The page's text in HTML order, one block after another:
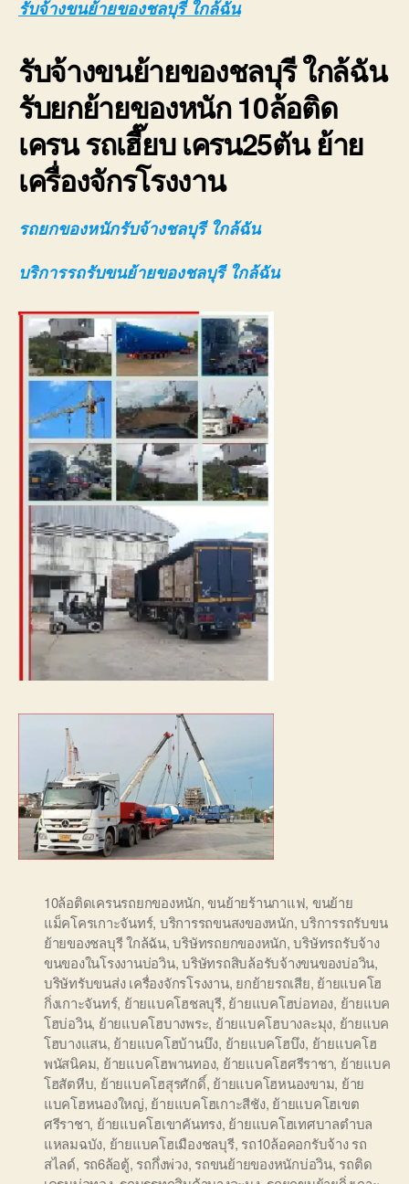
ฉัน
รับจ้างขนย้ายของชลบุรี ใกล้ฉัน
รับจ้างขนย้ายของชลบุรี ใกล้ฉัน
รับยกย้ายของหนัก 10ล้อติด
เครน รถเฮี๊ยบ เครน25ตัน ย้าย
เครื่องจักรโรงงาน
รถยกของหนักรับจ้างชลบุรี ใกล้ฉัน
บริการรถรับขนย้ายของชลบุรี ใกล้ฉัน
10ล้อติดเครนรถยกของหนัก,ขนย้ายร้านกาแฟ, ขนย้าย
แม็คโครเกาะจันทร์, บริการรถขนสงของหนัก,บริการรถรับขน
ย้ายของชลบุรี ใกล้ฉัน,บริษัทรถยกของหนัก,บริษัทรถรับจ้าง
ขนของในโรงงานบ่อวิน,บริษัทรถสิบล้อรับจ้างขนของบ่อวิน,
บริษัทรับขนส่ง เครื่องจักรโรงงาน, ยกย้ายรถเสีย, ย้ายแบคโฮ
กิ่งเกาะจันทร์, ย้ายแบคโฮชลบุรี, ย้ายแบคโฮบ่อทอง, ย้ายแบค
โฮบ่อวิน, ย้ายแบคโฮบางพระ, ย้ายแบคโฮบางละมุง, ย้ายแบค
โฮบางแสน, ย้ายแบคโฮบ้านบึง, ย้ายแบคโฮบึง, ย้ายแบคโฮ
พนัสนิคม, ย้ายแบคโฮพานทอง, ย้ายแบคโฮศรีราชา, ย้ายแบค
โฮสัตหีบ, ย้ายแบคโฮสุรศักดิ์, ย้ายแบคโฮหนองขาม, ย้าย
แบคโฮหนองใหญ่, ย้ายแบคโฮเกาะสีชัง, ย้ายแบคโฮเขต
ศรีราชา, ย้ายแบคโฮเขาคันทรง, ย้ายแบคโฮเทศบาลตำบล
แหลมฉบัง, ย้ายแบคโฮเมืองชลบุรี, รถ10ล้อคอกรับจ้าง รถ
สไลด์, รถ6ล้อตู้, รถกึ่งพ่วง, รถขนย้ายของหนักบ่อวิน, รถติด